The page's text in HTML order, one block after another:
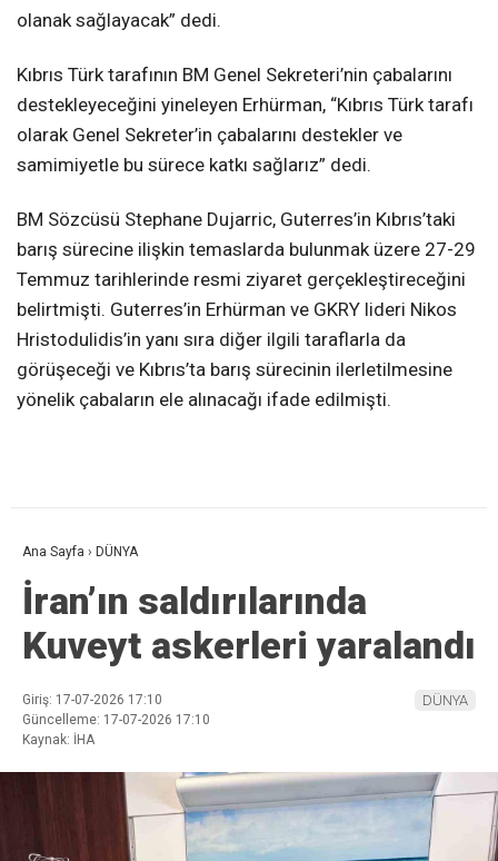
olanak sağlayacak” dedi.
Kıbrıs Türk tarafının BM Genel Sekreteri’nin çabalarını
destekleyeceğini yineleyen Erhürman, “Kıbrıs Türk tarafı
olarak Genel Sekreter’in çabalarını destekler ve
samimiyetle bu sürece katkı sağlarız” dedi.
BM Sözcüsü Stephane Dujarric, Guterres’in Kıbrıs’taki
barış sürecine ilişkin temaslarda bulunmak üzere 27-29
Temmuz tarihlerinde resmi ziyaret gerçekleştireceğini
belirtmişti. Guterres’in Erhürman ve GKRY lideri Nikos
Hristodulidis’in yanı sıra diğer ilgili taraflarla da
görüşeceği ve Kıbrıs’ta barış sürecinin ilerletilmesine
yönelik çabaların ele alınacağı ifade edilmişti.
Ana Sayfa › DÜNYA
İran’ın saldırılarında
Kuveyt askerleri yaralandı
Giriş: 17-07-2026 17:10
Güncelleme: 17-07-2026 17:10
Kaynak: İHA
DÜNYA